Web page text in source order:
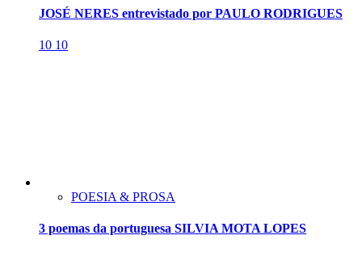
JOSÉ NERES entrevistado por PAULO RODRIGUES
10 10
POESIA & PROSA
3 poemas da portuguesa SILVIA MOTA LOPES